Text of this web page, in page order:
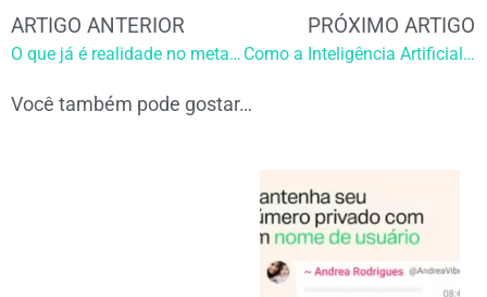
ARTIGO ANTERIOR
O que já é realidade no metaverso
PRÓXIMO ARTIGO
Como a Inteligência Artificial pode ajudar o ser humano
Você também pode gostar…